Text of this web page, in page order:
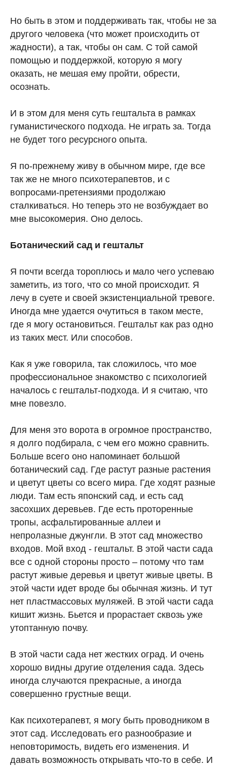
Но быть в этом и поддерживать так, чтобы не за
другого человека (что может происходить от
жадности), а так, чтобы он сам. С той самой
помощью и поддержкой, которую я могу
оказать, не мешая ему пройти, обрести,
осознать.
И в этом для меня суть гештальта в рамках
гуманистического подхода. Не играть за. Тогда
не будет того ресурсного опыта.
Я по-прежнему живу в обычном мире, где все
так же не много психотерапевтов, и с
вопросами-претензиями продолжаю
сталкиваться. Но теперь это не возбуждает во
мне высокомерия. Оно делось.
Ботанический сад и гештальт
Я почти всегда тороплюсь и мало чего успеваю
заметить, из того, что со мной происходит. Я
лечу в суете и своей экзистенциальной тревоге.
Иногда мне удается очутиться в таком месте,
где я могу остановиться. Гештальт как раз одно
из таких мест. Или способов.
Как я уже говорила, так сложилось, что мое
профессиональное знакомство с психологией
началось с гештальт-подхода. И я считаю, что
мне повезло.
Для меня это ворота в огромное пространство,
я долго подбирала, с чем его можно сравнить.
Больше всего оно напоминает большой
ботанический сад. Где растут разные растения
и цветут цветы со всего мира. Где ходят разные
люди. Там есть японский сад, и есть сад
засохших деревьев. Где есть проторенные
тропы, асфальтированные аллеи и
непролазные джунгли. В этот сад множество
входов. Мой вход - гештальт. В этой части сада
все с одной стороны просто – потому что там
растут живые деревья и цветут живые цветы. В
этой части идет вроде бы обычная жизнь. И тут
нет пластмассовых муляжей. В этой части сада
кишит жизнь. Бьется и прорастает сквозь уже
утоптанную почву.
В этой части сада нет жестких оград. И очень
хорошо видны другие отделения сада. Здесь
иногда случаются прекрасные, а иногда
совершенно грустные вещи.
Как психотерапевт, я могу быть проводником в
этот сад. Исследовать его разнообразие и
неповторимость, видеть его изменения. И
давать возможность открывать что-то в себе. И